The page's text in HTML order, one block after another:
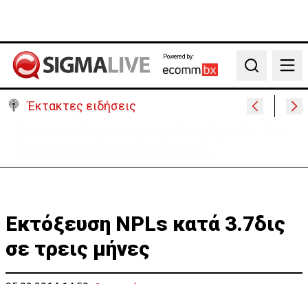
Powered by:
Search
Έκτακτες ειδήσεις
Εκτόξευση NPLs κατά 3.7δις
σε τρεις μήνες